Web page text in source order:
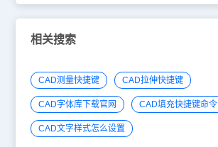
相关搜索
CAD测量快捷键 CAD拉伸快捷键
CAD字体库下载官网 CAD填充快捷键命令
CAD文字样式怎么设置